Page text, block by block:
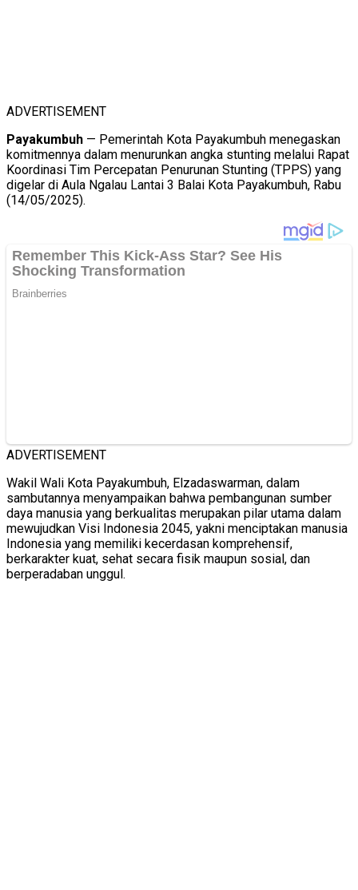
ADVERTISEMENT
Payakumbuh — Pemerintah Kota Payakumbuh menegaskan
komitmennya dalam menurunkan angka stunting melalui Rapat
Koordinasi Tim Percepatan Penurunan Stunting (TPPS) yang
digelar di Aula Ngalau Lantai 3 Balai Kota Payakumbuh, Rabu
(14/05/2025).
ADVERTISEMENT
Wakil Wali Kota Payakumbuh, Elzadaswarman, dalam
sambutannya menyampaikan bahwa pembangunan sumber
daya manusia yang berkualitas merupakan pilar utama dalam
mewujudkan Visi Indonesia 2045, yakni menciptakan manusia
Indonesia yang memiliki kecerdasan komprehensif,
berkarakter kuat, sehat secara fisik maupun sosial, dan
berperadaban unggul.